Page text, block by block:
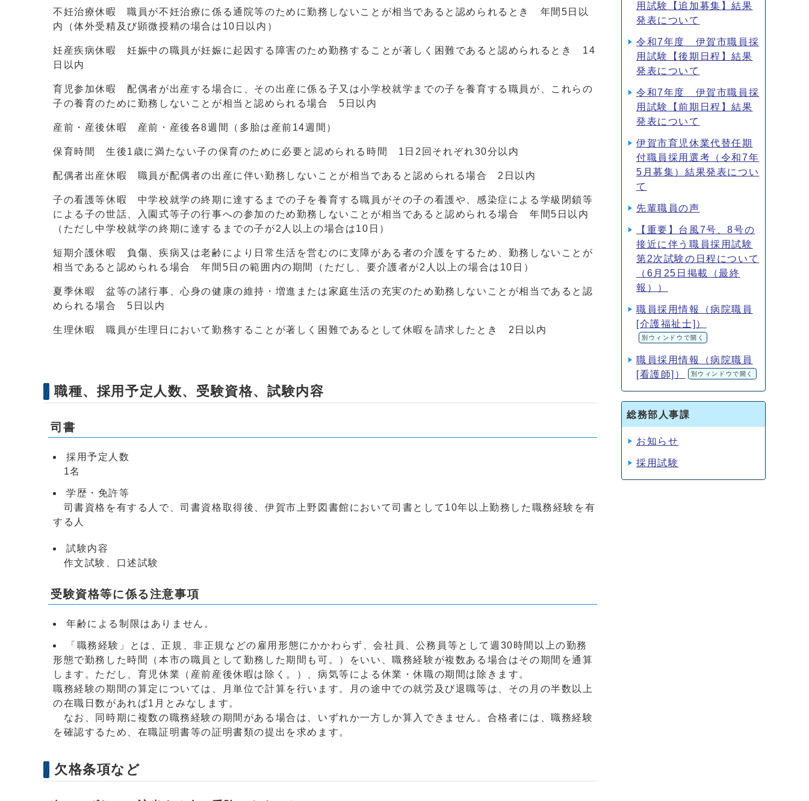
不妊治療休暇 職員が不妊治療に係る通院等のために勤務しないことが相当であると認められるとき 年間5日以
内（体外受精及び顕微授精の場合は10日以内）
妊産疾病休暇 妊娠中の職員が妊娠に起因する障害のため勤務することが著しく困難であると認められるとき 14
日以内
育児参加休暇 配偶者が出産する場合に、その出産に係る子又は小学校就学までの子を養育する職員が、これらの
子の養育のために勤務しないことが相当と認められる場合 5日以内
産前・産後休暇 産前・産後各8週間（多胎は産前14週間）
保育時間 生後1歳に満たない子の保育のために必要と認められる時間 1日2回それぞれ30分以内
配偶者出産休暇 職員が配偶者の出産に伴い勤務しないことが相当であると認められる場合 2日以内
子の看護等休暇 中学校就学の終期に達するまでの子を養育する職員がその子の看護や、感染症による学級閉鎖等
による子の世話、入園式等子の行事への参加のため勤務しないことが相当であると認められる場合 年間5日以内
（ただし中学校就学の終期に達するまでの子が2人以上の場合は10日）
短期介護休暇 負傷、疾病又は老齢により日常生活を営むのに支障がある者の介護をするため、勤務しないことが
相当であると認められる場合 年間5日の範囲内の期間（ただし、要介護者が2人以上の場合は10日）
夏季休暇 盆等の諸行事、心身の健康の維持・増進または家庭生活の充実のため勤務しないことが相当であると認
められる場合 5日以内
生理休暇 職員が生理日において勤務することが著しく困難であるとして休暇を請求したとき 2日以内
職種、採用予定人数、受験資格、試験内容
司書
採用予定人数
1名
学歴・免許等
司書資格を有する人で、司書資格取得後、伊賀市上野図書館において司書として10年以上勤務した職務経験を有
する人
試験内容
作文試験、口述試験
受験資格等に係る注意事項
年齢による制限はありません。
「職務経験」とは、正規、非正規などの雇用形態にかかわらず、会社員、公務員等として週30時間以上の勤務
形態で勤務した時間（本市の職員として勤務した期間も可。）をいい、職務経験が複数ある場合はその期間を通算
します。ただし、育児休業（産前産後休暇は除く。）、病気等による休業・休職の期間は除きます。
職務経験の期間の算定については、月単位で計算を行います。月の途中での就労及び退職等は、その月の半数以上
の在職日数があれば1月とみなします。
なお、同時期に複数の職務経験の期間がある場合は、いずれか一方しか算入できません。合格者には、職務経験
を確認するため、在職証明書等の証明書類の提出を求めます。
欠格条項など
用試験【追加募集】結果
発表について
令和7年度 伊賀市職員採
用試験【後期日程】結果
発表について
令和7年度 伊賀市職員採
用試験【前期日程】結果
発表について
伊賀市育児休業代替任期
付職員採用選考（令和7年
5月募集）結果発表につい
て
先輩職員の声
【重要】台風7号、8号の
接近に伴う職員採用試験
第2次試験の日程について
（6月25日掲載（最終
報））
職員採用情報（病院職員
[介護福祉士]）
別ウィンドウで開く
職員採用情報（病院職員
[看護師]）
別ウィンドウで開く
総務部人事課
お知らせ
採用試験